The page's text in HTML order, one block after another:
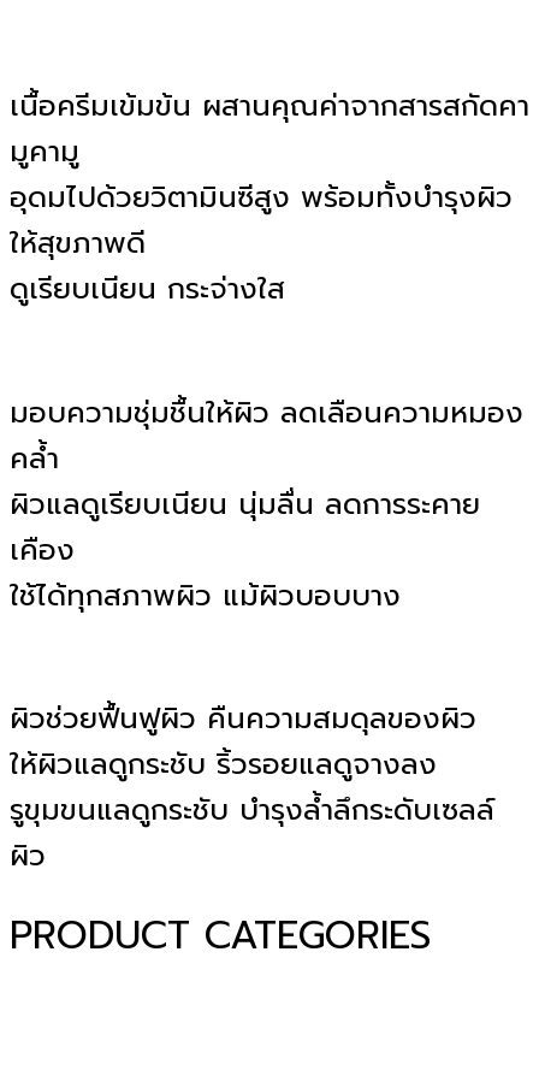
เนื้อครีมเข้มข้น ผสานคุณค่าจากสารสกัดคา
มูคามู
อุดมไปด้วยวิตามินซีสูง พร้อมทั้งบํารุงผิว
ให้สุขภาพดี
ดูเรียบเนียน กระจ่างใส
มอบความชุ่มชื้นให้ผิว ลดเลือนความหมอง
คลํ้า
ผิวแลดูเรียบเนียน นุ่มลื่น ลดการระคาย
เคือง
ใช้ได้ทุกสภาพผิว แม้ผิวบอบบาง
ผิวช่วยฟื้นฟูผิว คืนความสมดุลของผิว
ให้ผิวแลดูกระชับ ริ้วรอยแลดูจางลง
รูขุมขนแลดูกระชับ บำรุงล้ำลึกระดับเซลล์
ผิว
PRODUCT CATEGORIES